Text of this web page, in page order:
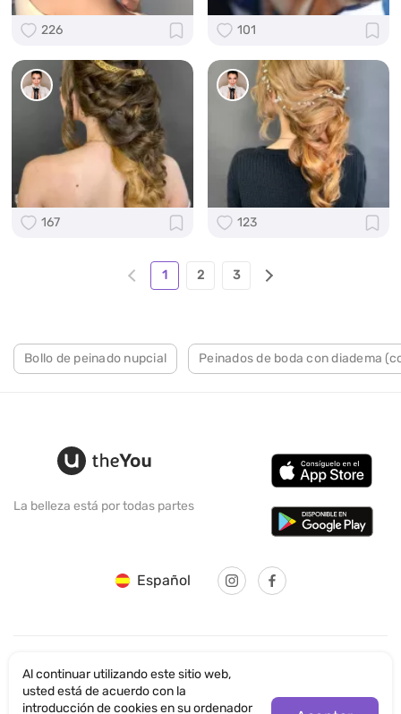
226 101
167 123
1 2 3
Bollo de peinado nupcial Peinados de boda con diadema
La belleza está por todas partes
Español
© SANTICUM INTERNATIONAL LTD
Al continuar utilizando este sitio web,
usted está de acuerdo con la
introducción de cookies en su ordenador